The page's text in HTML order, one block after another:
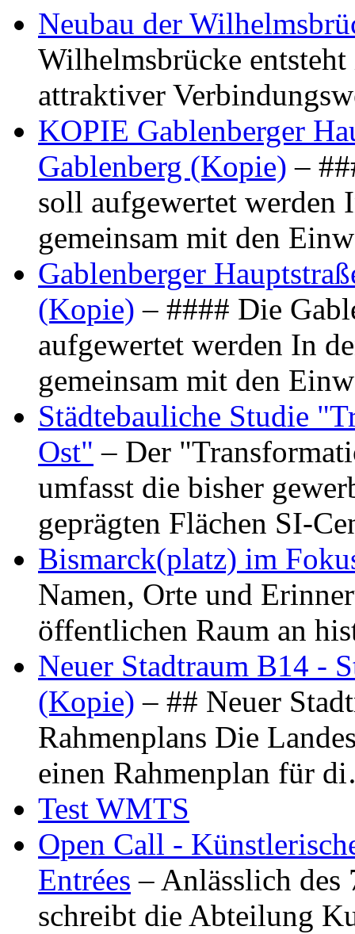
Neubau der
Wilhelmsbrücke
attraktiver
KOPIE Gablenberger
Gablenberg (Kopie) –
soll aufgewertet werden
gemeinsam mit den
Gablenberger
(Kopie) – #### Die
aufgewertet werden In
gemeinsam mit den
Städtebauliche Studie
Ost" – Der
umfasst die bisher
geprägten Flächen SI-
Bismarck(platz) im
Namen, Orte und
öffentlichen Raum an
Neuer Stadtraum B14 -
(Kopie) – ## Neuer
Rahmenplans Die
einen Rahmenplan für
Test WMTS
Open Call -
Entrées – Anlässlich
schreibt die Abteilung